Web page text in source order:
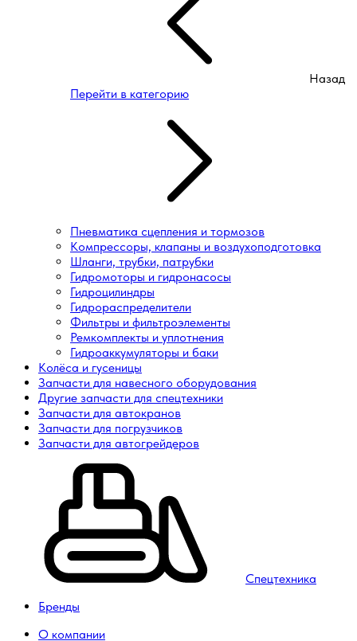
Назад
Перейти в категорию
Пневматика сцепления и тормозов
Компрессоры, клапаны и воздухоподготовка
Шланги, трубки, патрубки
Гидромоторы и гидронасосы
Гидроцилиндры
Гидрораспределители
Фильтры и фильтроэлементы
Ремкомплекты и уплотнения
Гидроаккумуляторы и баки
Колёса и гусеницы
Запчасти для навесного оборудования
Другие запчасти для спецтехники
Запчасти для автокранов
Запчасти для погрузчиков
Запчасти для автогрейдеров
Спецтехника
Бренды
О компании